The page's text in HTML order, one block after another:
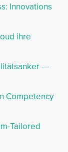
Innovations
ihre
—
Competency
Tailored